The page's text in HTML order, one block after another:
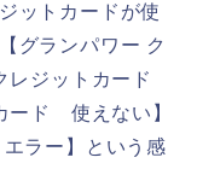
ットカードが使
グランパワー ク
レジットカード
ード 使えない】
ラー】という感